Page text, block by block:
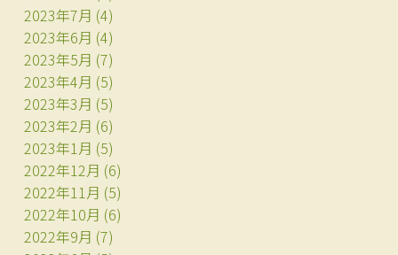
2023年7月 (4)
2023年6月 (4)
2023年5月 (7)
2023年4月 (5)
2023年3月 (5)
2023年2月 (6)
2023年1月 (5)
2022年12月 (6)
2022年11月 (5)
2022年10月 (6)
2022年9月 (7)